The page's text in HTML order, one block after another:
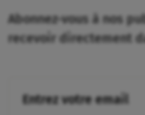
Abonnez-vous à nos
recevoir directement